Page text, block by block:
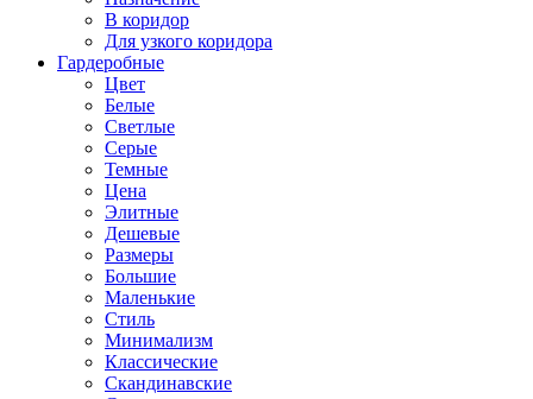
В коридор
Для узкого коридора
Гардеробные
Цвет
Белые
Светлые
Серые
Темные
Цена
Элитные
Дешевые
Размеры
Большие
Маленькие
Стиль
Минимализм
Классические
Скандинавские